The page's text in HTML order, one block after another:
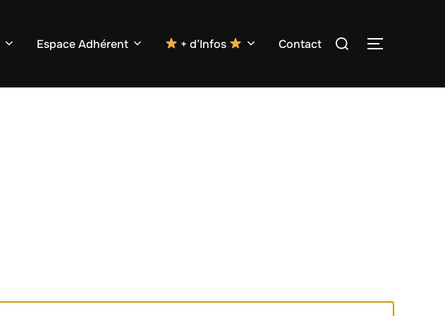
Espace Adhérent + d’Infos Contact
Rechercher :